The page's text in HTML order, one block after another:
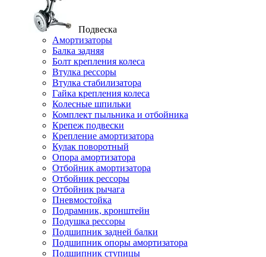
Подвеска
Амортизаторы
Балка задняя
Болт крепления колеса
Втулка рессоры
Втулка стабилизатора
Гайка крепления колеса
Колесные шпильки
Комплект пыльника и отбойника
Крепеж подвески
Крепление амортизатора
Кулак поворотный
Опора амортизатора
Отбойник амортизатора
Отбойник рессоры
Отбойник рычага
Пневмостойка
Подрамник, кронштейн
Подушка рессоры
Подшипник задней балки
Подшипник опоры амортизатора
Подшипник ступицы